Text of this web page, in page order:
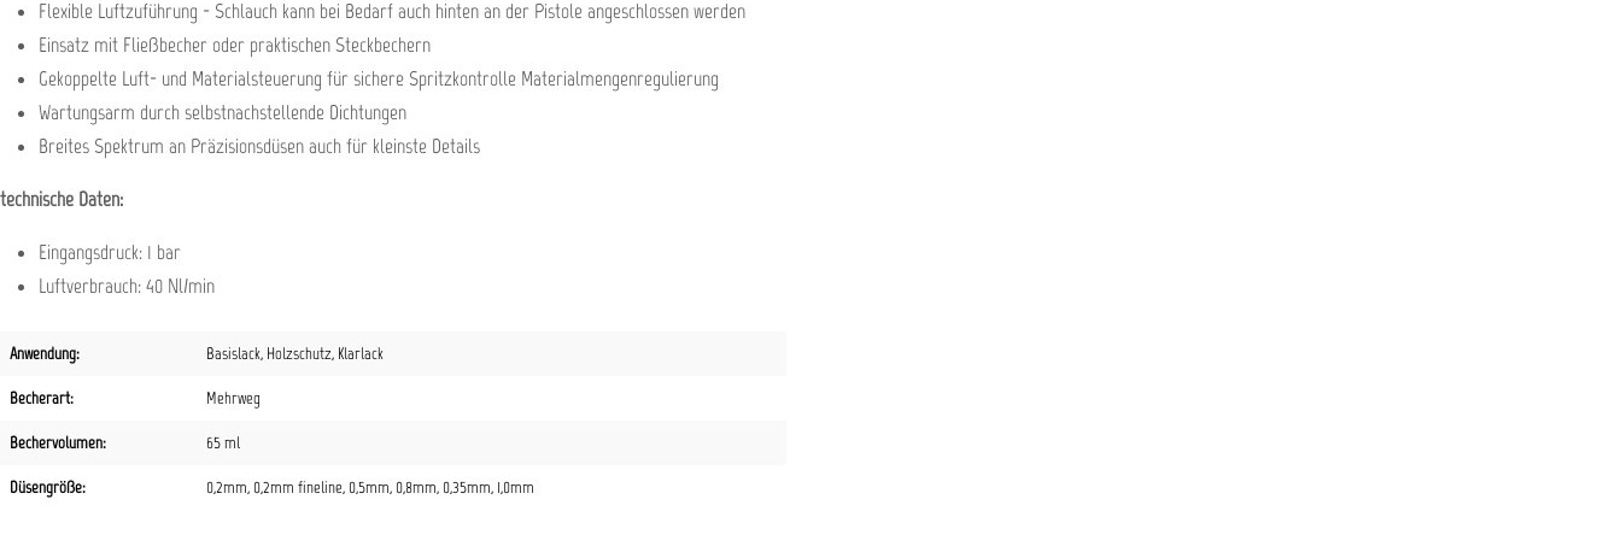
Flexible Luftzuführung - Schlauch kann bei Bedarf auch hinten an der Pistole angeschlossen werden
Einsatz mit Fließbecher oder praktischen Steckbechern
Gekoppelte Luft- und Materialsteuerung für sichere Spritzkontrolle Materialmengenregulierung
Wartungsarm durch selbstnachstellende Dichtungen
Breites Spektrum an Präzisionsdüsen auch für kleinste Details
technische Daten:
Eingangsdruck: 1 bar
Luftverbrauch: 40 Nl/min
Anwendung: Basislack, Holzschutz, Klarlack
Becherart: Mehrweg
Bechervolumen: 65 ml
Düsengröße: 0,2mm, 0,2mm fineline, 0,5mm, 0,8mm, 0,35mm, 1,0mm